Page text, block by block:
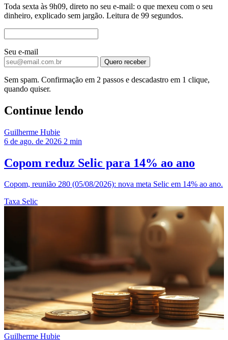
Toda sexta às 9h09, direto no seu e-mail: o que mexeu com o seu
dinheiro, explicado sem jargão. Leitura de 99 segundos.
Seu e-mail
Quero receber
Sem spam. Confirmação em 2 passos e descadastro em 1 clique,
quando quiser.
Continue lendo
Guilherme Hubie
6 de ago. de 2026 2 min
Copom reduz Selic para 14% ao ano
Copom, reunião 280 (05/08/2026): nova meta Selic em 14% ao ano.
Taxa Selic
Guilherme Hubie